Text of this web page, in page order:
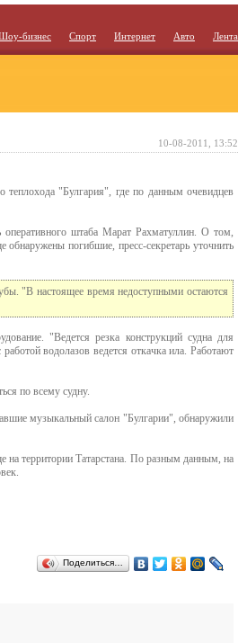
бизнес Спорт Интернет Авто Лента
теплохода "Булгария", где по данным очевидцев
оперативного штаба Марат Рахматуллин. О том,
погибшие, пресс-секретарь уточнить
"В настоящее время недоступными остаются
"Ведется резка конструкций судна для
водолазов ведется откачка ила. Работают
по всему судну.
музыкальный салон "Булгарии", обнаружили
территории Татарстана. По разным данным, на
Поделиться…
10-08-2011, 13:52